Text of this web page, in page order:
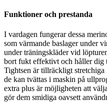
Funktioner och prestanda
I vardagen fungerar dessa
som värmande baslager under
under träningskläder vid
bort fukt effektivt och håller dig
Tightsen är tillräckligt stretchiga
de kan tvättas i maskin på
extra plus är möjligheten att
gör dem smidiga oavsett